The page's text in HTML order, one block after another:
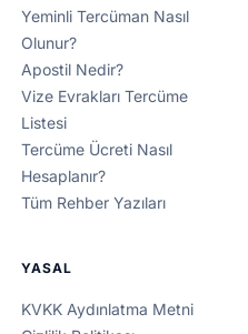
Yeminli Tercüman Nasıl
Olunur?
Apostil Nedir?
Vize Evrakları Tercüme
Listesi
Tercüme Ücreti Nasıl
Hesaplanır?
Tüm Rehber Yazıları
YASAL
KVKK Aydınlatma Metni